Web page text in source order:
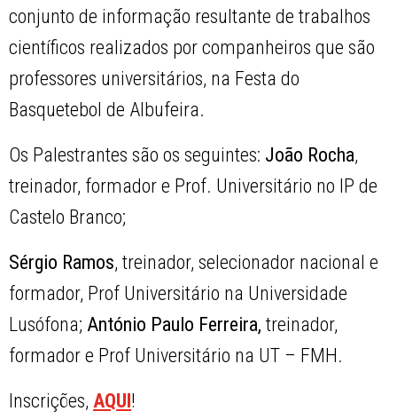
conjunto de informação resultante de trabalhos
científicos realizados por companheiros que são
professores universitários, na Festa do
Basquetebol de Albufeira.
Os Palestrantes são os seguintes: João Rocha,
treinador, formador e Prof. Universitário no IP de
Castelo Branco;
Sérgio Ramos, treinador, selecionador nacional e
formador, Prof Universitário na Universidade
Lusófona; António Paulo Ferreira,treinador,
formador e Prof Universitário na UT – FMH.
Inscrições,AQUI!